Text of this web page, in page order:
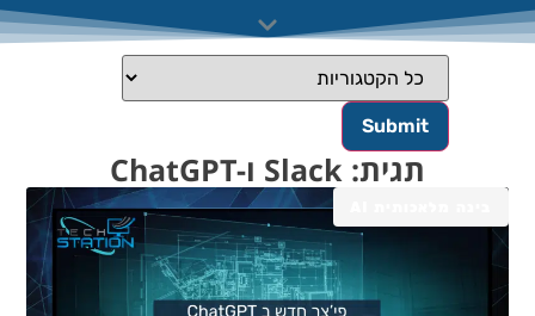
תגית: Slack ו-ChatGPT